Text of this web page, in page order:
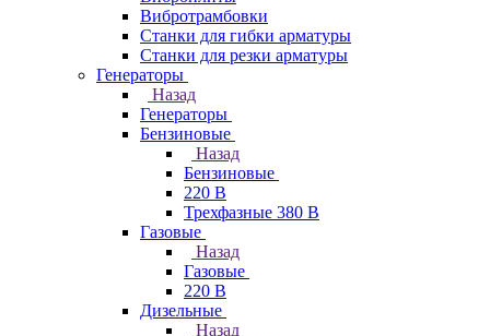
Вибротрамбовки
Станки для гибки арматуры
Станки для резки арматуры
Генераторы
Назад
Генераторы
Бензиновые
Назад
Бензиновые
220 В
Трехфазные 380 В
Газовые
Назад
Газовые
220 В
Дизельные
Назад